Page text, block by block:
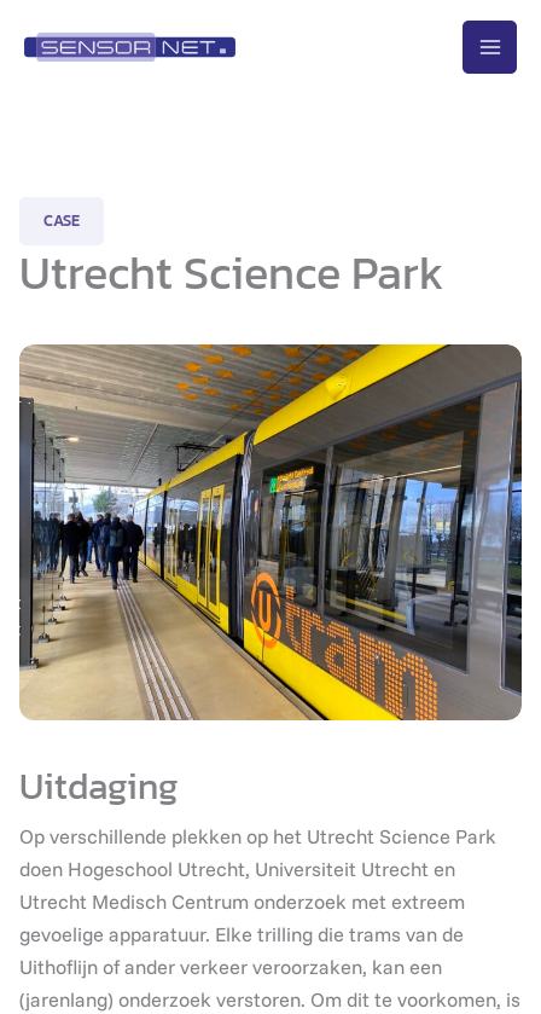
naar
CASE
Utrecht Science Park
Uitdaging
Op verschillende plekken op het Utrecht Science Park
doen Hogeschool Utrecht, Universiteit Utrecht en
Utrecht Medisch Centrum onderzoek met extreem
gevoelige apparatuur. Elke trilling die trams van de
Uithoflijn of ander verkeer veroorzaken, kan een
(jarenlang) onderzoek verstoren. Om dit te voorkomen, is